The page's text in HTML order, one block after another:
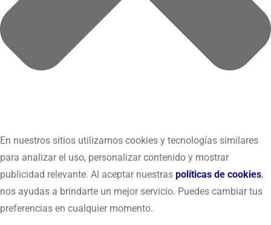
En nuestros sitios utilizamos cookies y tecnologías similares
para analizar el uso, personalizar contenido y mostrar
publicidad relevante. Al aceptar nuestras políticas de cookies,
nos ayudas a brindarte un mejor servicio. Puedes cambiar tus
preferencias en cualquier momento.